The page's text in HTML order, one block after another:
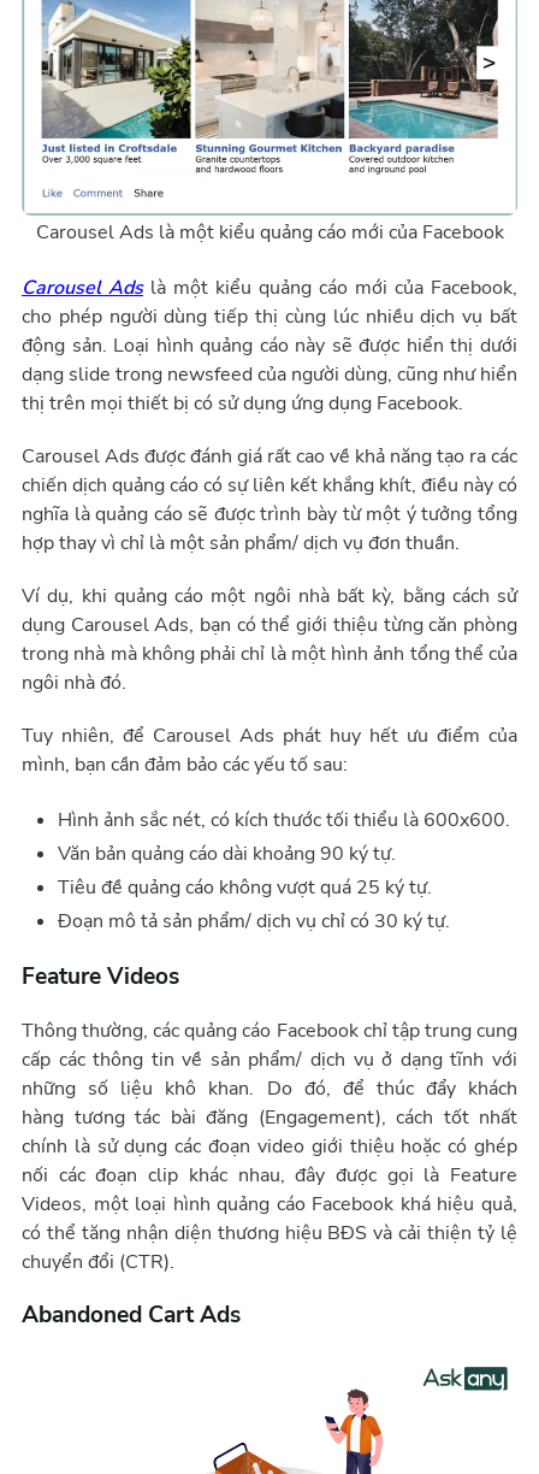
Carousel Ads là một kiểu quảng cáo mới của Facebook
Carousel Adslà một kiểu quảng cáo mới của Facebook,
cho phép người dùng tiếp thị cùng lúc nhiều dịch vụ bất
động sản. Loại hình quảng cáo này sẽ được hiển thị dưới
dạng slide trong newsfeed của người dùng, cũng như hiển
thị trên mọi thiết bị có sử dụng ứng dụng Facebook.
Carousel Ads được đánh giá rất cao về khả năng tạo ra các
chiến dịch quảng cáo có sự liên kết khắng khít, điều này có
nghĩa là quảng cáo sẽ được trình bày từ một ý tưởng tổng
hợp thay vì chỉ là một sản phẩm/ dịch vụ đơn thuần.
Ví dụ, khi quảng cáo một ngôi nhà bất kỳ, bằng cách sử
dụng Carousel Ads, bạn có thể giới thiệu từng căn phòng
trong nhà mà không phải chỉ là một hình ảnh tổng thể của
ngôi nhà đó.
Tuy nhiên, để Carousel Ads phát huy hết ưu điểm của
mình, bạn cần đảm bảo các yếu tố sau:
Hình ảnh sắc nét, có kích thước tối thiểu là 600x600.
Văn bản quảng cáo dài khoảng 90 ký tự.
Tiêu đề quảng cáo không vượt quá 25 ký tự.
Đoạn mô tả sản phẩm/ dịch vụ chỉ có 30 ký tự.
Feature Videos
Thông thường, các quảng cáo Facebook chỉ tập trung cung
cấp các thông tin về sản phẩm/ dịch vụ ở dạng tĩnh với
những số liệu khô khan. Do đó, để thúc đẩy khách
hàng tương tác bài đăng (Engagement), cách tốt nhất
chính là sử dụng các đoạn video giới thiệu hoặc có ghép
nối các đoạn clip khác nhau, đây được gọi là Feature
Videos, một loại hình quảng cáo Facebook khá hiệu quả,
có thể tăng nhận diện thương hiệu BĐS và cải thiện tỷ lệ
chuyển đổi (CTR).
Abandoned Cart Ads